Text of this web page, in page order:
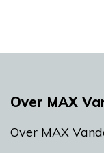
Over MAX
Over MAX